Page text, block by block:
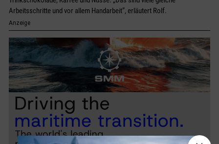
Arbeitsschritte und vor allem Handarbeit“, erläutert Rolf.
Anzeige